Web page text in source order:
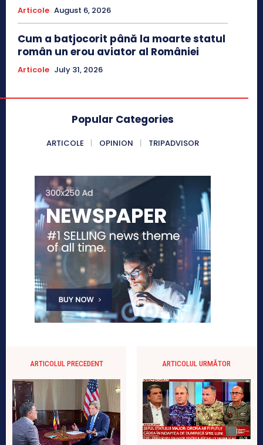
Articole August 6, 2026
Cum a batjocorit până la moarte statul
român un erou aviator al României
Articole July 31, 2026
Popular Categories
ARTICOLE OPINION TRIPADVISOR
ARTICOLUL PRECEDENT ARTICOLUL URMĂTOR